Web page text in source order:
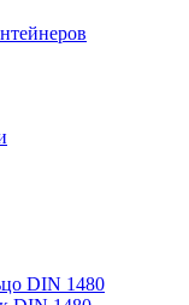
DIN 1480